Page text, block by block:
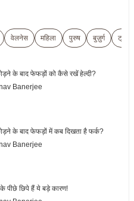
वेलनेस महिला पुरुष बुज़ुर्ग
के बाद फेफड़ों को कैसे रखें हेल्दी?
Banerjee
के बाद फेफड़ों में कब दिखता है फर्क?
Banerjee
पीछे छिपे हैं ये बड़े कारण!